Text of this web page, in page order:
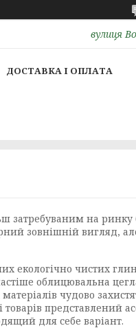
вулиця
ДОСТАВКА І ОПЛАТА
на ринку
зовнішній вигляд, але
екологічно чистих
облицювальна
чудово
товарів представлений
для себе варіант.